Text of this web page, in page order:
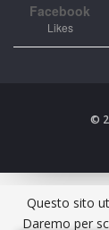
Facebook
Likes
©
Questo sito
Daremo per